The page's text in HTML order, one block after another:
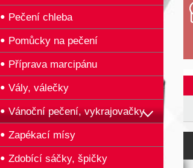
Pečení chleba
Pomůcky na pečení
Příprava marcipánu
Vály, válečky
Vánoční pečení, vykrajovačky
Zapékací mísy
Zdobící sáčky, špičky